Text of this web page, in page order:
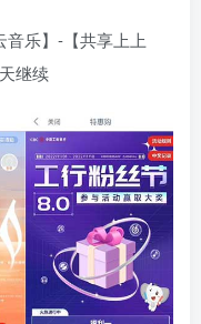
音乐】-【共享上上
继续